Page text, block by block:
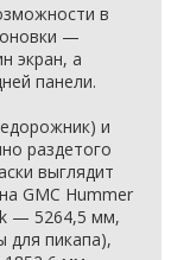
в
—
экран, а
панели.
и
раздетого
выглядит
GMC Hummer
— 5264,5 мм,
для пикапа),